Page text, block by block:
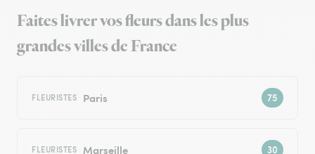
Faites livrer vos fleurs dans les plus
grandes villes de France
FLEURISTES Paris
FLEURISTES Marseille